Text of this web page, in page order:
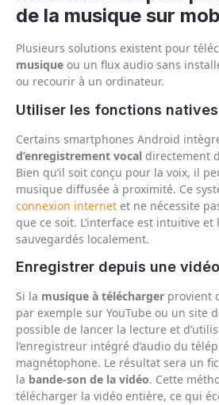
de la musique sur
Plusieurs solutions existent pour
musique ou un flux audio sans
ou recourir à un ordinateur.
Utiliser les fonctions natives
Certains smartphones Android
d’enregistrement vocal directement
Bien qu’il soit conçu pour la voix, il
musique diffusée à proximité. Ce
connexion internet et ne nécessite
que ce soit. L’interface est intuitive
sauvegardés localement.
Enregistrer depuis une
Si la musique à télécharger provient
par exemple sur YouTube ou un site
possible de lancer la lecture et
l’enregistreur intégré d’audio du
magnétophone. Le résultat sera un
la bande-son de la vidéo. Cette
télécharger la vidéo entière, ce qui